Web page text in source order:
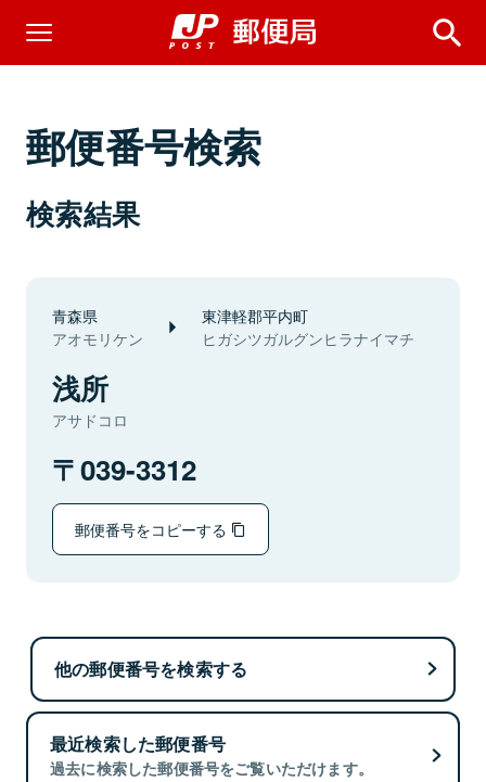
郵便番号検索
検索結果
青森県
アオモリケン
東津軽郡平内町
ヒガシツガルグンヒラナイマチ
浅所
アサドコロ
039-3312
郵便番号をコピーする
他の郵便番号を検索する
最近検索した郵便番号
過去に検索した郵便番号をご覧いただけます。